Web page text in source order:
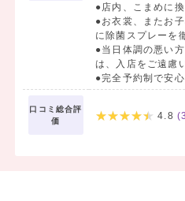
●店内、こまめに
●お衣裳、またお
に除菌スプレーを
●当日体調の悪い
は、入店をご遠慮
●完全予約制で安心
口コミ総合評
価
4.8 (